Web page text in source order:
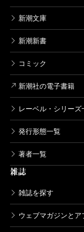
新潮文庫
新潮新書
コミック
新潮社の電子書籍
レーベル・シリーズ
発行形態一覧
著者一覧
雑誌
雑誌を探す
ウェブマガジンとア